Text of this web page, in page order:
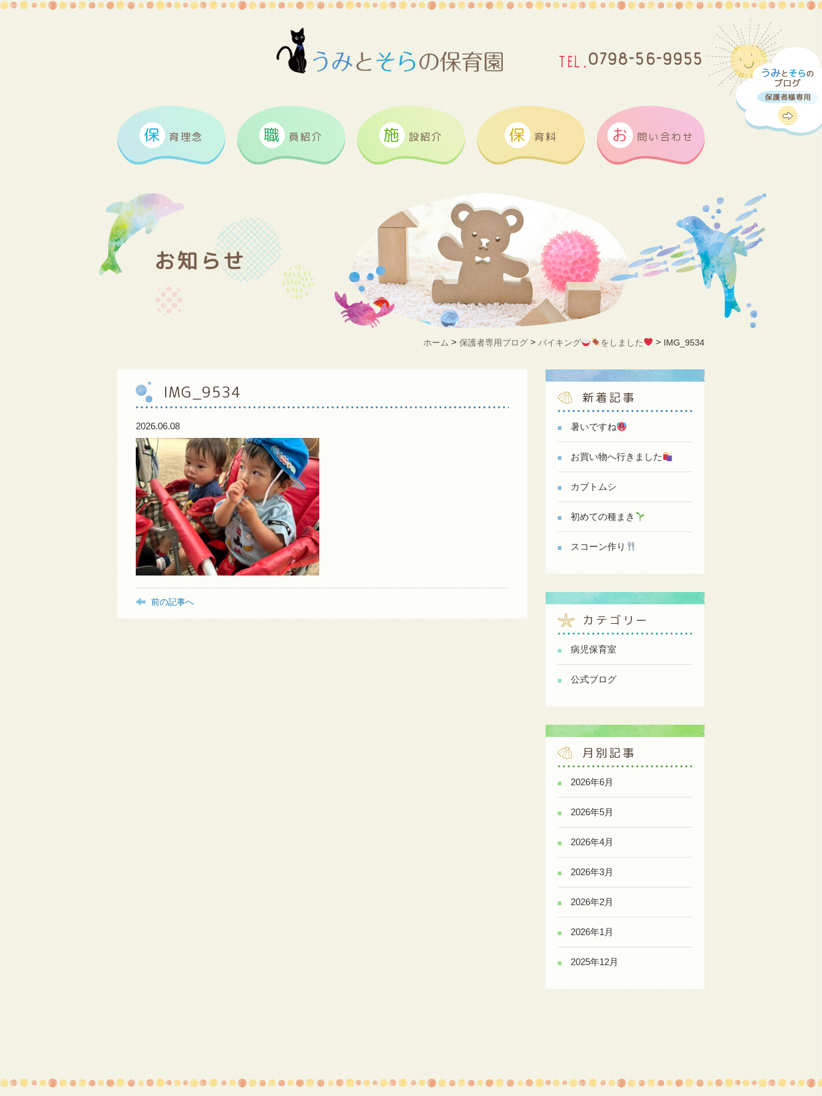
0798-56-9955
保 育理念 職 員紹介 施 設紹介 保 育料 お 問い合わせ
お知らせ
ホーム >保護者専用ブログ >バイキング をしました > IMG_9534
IMG_9534
2026.06.08
前の記事へ
新着記事
暑いですね
お買い物へ行きました
カブトムシ
初めての種まき
スコーン作り
カテゴリー
病児保育室
公式ブログ
月別記事
2026年6月
2026年5月
2026年4月
2026年3月
2026年2月
2026年1月
2025年12月